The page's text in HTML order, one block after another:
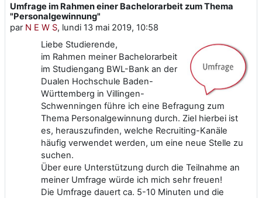
Umfrage im Rahmen einer Bachelorarbeit zum Thema
"Personalgewinnung"
par N E W S, lundi 13 mai 2019, 10:58
Nombre de réponses : 0
Liebe Studierende,
im Rahmen meiner Bachelorarbeit
im Studiengang BWL-Bank an der
Dualen Hochschule Baden-
Württemberg in Villingen-
Schwenningen führe ich eine Befragung zum
Thema Personalgewinnung durch. Ziel hierbei ist
es, herauszufinden, welche Recruiting-Kanäle
häufig verwendet werden, um eine neue Stelle zu
suchen.
Über eure Unterstützung durch die Teilnahme an
meiner Umfrage würde ich mich sehr freuen!
Die Umfrage dauert ca. 5-10 Minuten und die